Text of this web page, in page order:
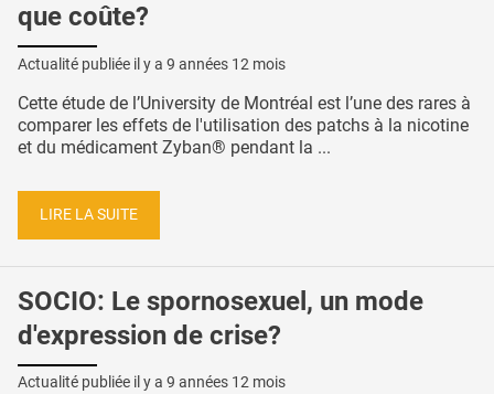
que coûte?
Actualité publiée il y a 9 années 12 mois
Cette étude de l’University de Montréal est l’une des rares à
comparer les effets de l'utilisation des patchs à la nicotine
et du médicament Zyban® pendant la ...
LIRE LA SUITE
SOCIO: Le spornosexuel, un mode
d'expression de crise?
Actualité publiée il y a 9 années 12 mois